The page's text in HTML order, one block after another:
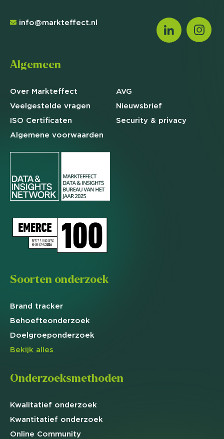
info@markteffect.nl
Algemeen
Over Markteffect
Veelgestelde vragen
ISO Certificaten
Algemene voorwaarden
AVG
Nieuwsbrief
Security & privacy
Soorten onderzoek
Brand tracker
Behoefteonderzoek
Doelgroeponderzoek
Bekijk alles
Onderzoeksmethoden
Kwalitatief onderzoek
Kwantitatief onderzoek
Online Community